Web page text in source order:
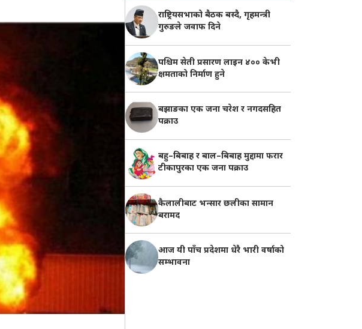
राष्ट्रियसभाको बैठक बस्दै, गृहमन्त्री
गुरुङले जवाफ दिने
पश्चिम सेती प्रसारण लाइन ४०० केभी
क्षमताको निर्माण हुने
बझाङका एक जना चरेश र नगदसहित
पक्राउ
बहु–बिबाह र बाल–बिबाह मुद्दामा फरार
टीकापुरका एक जना पक्राउ
कैलालीबाट भन्सार छलीका सामान
बरामद
आज यी पाँच प्रदेशमा धेरै भारी वर्षाको
सम्भावना